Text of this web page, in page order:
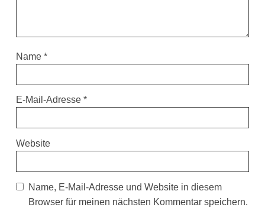
Name *
E-Mail-Adresse *
Website
Name, E-Mail-Adresse und Website in diesem
Browser für meinen nächsten Kommentar speichern.